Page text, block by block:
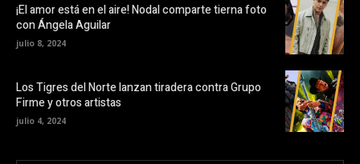
¡El amor está en el aire! Nodal comparte tierna foto
con Ángela Aguilar
julio 8, 2024
Los Tigres del Norte lanzan tiradera contra Grupo
Firme y otros artistas
julio 4, 2024